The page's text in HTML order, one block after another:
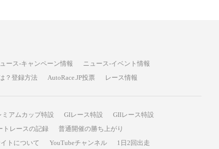
ース-キャンペーン情報
ニュース-イベント情報
？登録方法 AutoRace.JP投票 レース情報
ミアムカップ特設 GIレース特設
GIIレース特設
トレースの記録
普通開催の勝ち上がり
トについて YouTubeチャンネル 1日2回出走